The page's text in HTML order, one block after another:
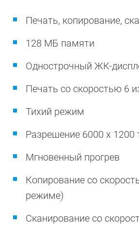
Печать, копирование,
128 МБ памяти
Однострочный ЖК-
Печать со скоростью 6
Тихий режим
Разрешение 6000 x 1200
Мгновенный прогрев
Копирование со
режиме)
Сканирование со